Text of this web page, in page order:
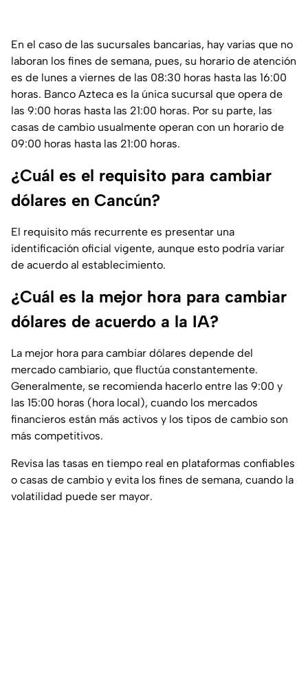
En el caso de las sucursales bancarias, hay varias que no
laboran los fines de semana, pues, su horario de atención
es de lunes a viernes de las 08:30 horas hasta las 16:00
horas. Banco Azteca es la única sucursal que opera de
las 9:00 horas hasta las 21:00 horas. Por su parte, las
casas de cambio usualmente operan con un horario de
09:00 horas hasta las 21:00 horas.
¿Cuál es el requisito para cambiar
dólares en Cancún?
El requisito más recurrente es presentar una
identificación oficial vigente, aunque esto podría variar
de acuerdo al establecimiento.
¿Cuál es la mejor hora para cambiar
dólares de acuerdo a la IA?
La mejor hora para cambiar dólares depende del
mercado cambiario, que fluctúa constantemente.
Generalmente, se recomienda hacerlo entre las 9:00 y
las 15:00 horas (hora local), cuando los mercados
financieros están más activos y los tipos de cambio son
más competitivos.
Revisa las tasas en tiempo real en plataformas confiables
o casas de cambio y evita los fines de semana, cuando la
volatilidad puede ser mayor.